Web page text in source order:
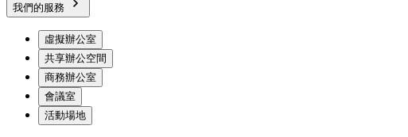
我們的服務
虛擬辦公室
共享辦公空間
商務辦公室
會議室
活動場地